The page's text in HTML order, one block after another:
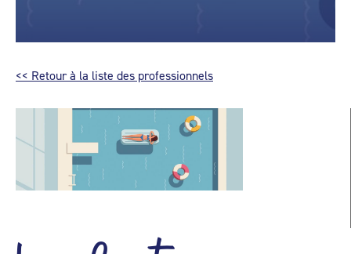
<< Retour à la liste des professionnels